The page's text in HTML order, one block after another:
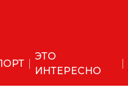
ЭТО
ИНТЕРЕСНО